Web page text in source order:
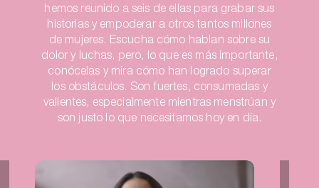
hemos reunido a seis de ellas para grabar sus
historias y empoderar a otros tantos millones
de mujeres. Escucha cómo hablan sobre su
dolor y luchas, pero, lo que es más importante,
conócelas y mira cómo han logrado superar
los obstáculos. Son fuertes, consumadas y
valientes, especialmente mientras menstrúan y
son justo lo que necesitamos hoy en día.